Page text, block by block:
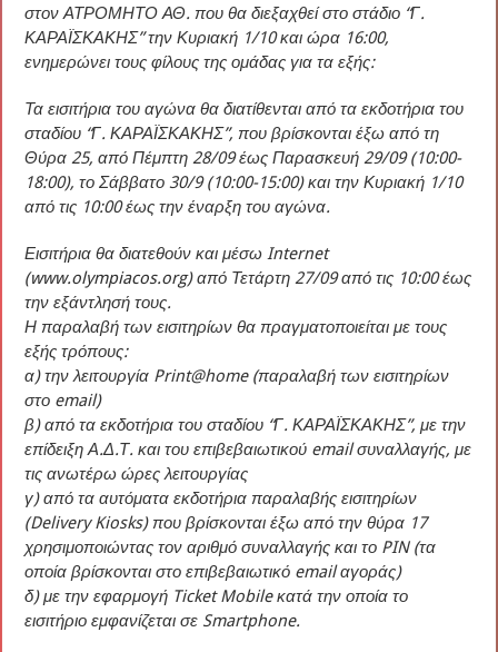
στον ΑΤΡΟΜΗΤΟ ΑΘ. που θα διεξαχθεί στο στάδιο “Γ.
ΚΑΡΑΪΣΚΑΚΗΣ” την Κυριακή 1/10 και ώρα 16:00,
ενημερώνει τους φίλους της ομάδας για τα εξής:
Τα εισιτήρια του αγώνα θα διατίθενται από τα εκδοτήρια του
σταδίου “Γ. ΚΑΡΑΪΣΚΑΚΗΣ”, που βρίσκονται έξω από τη
Θύρα 25, από Πέμπτη 28/09 έως Παρασκευή 29/09 (10:00-
18:00), το Σάββατο 30/9 (10:00-15:00) και την Κυριακή 1/10
από τις 10:00 έως την έναρξη του αγώνα.
Εισιτήρια θα διατεθούν και μέσω Internet
(www.olympiacos.org) από Τετάρτη 27/09 από τις 10:00 έως
την εξάντλησή τους.
Η παραλαβή των εισιτηρίων θα πραγματοποιείται με τους
εξής τρόπους:
α) την λειτουργία Print@home (παραλαβή των εισιτηρίων
στο email)
β) από τα εκδοτήρια του σταδίου “Γ. ΚΑΡΑΪΣΚΑΚΗΣ”, με την
επίδειξη Α.Δ.Τ. και του επιβεβαιωτικού email συναλλαγής, με
τις ανωτέρω ώρες λειτουργίας
γ) από τα αυτόματα εκδοτήρια παραλαβής εισιτηρίων
(Delivery Kiosks) που βρίσκονται έξω από την θύρα 17
χρησιμοποιώντας τον αριθμό συναλλαγής και το PIN (τα
οποία βρίσκονται στο επιβεβαιωτικό email αγοράς)
δ) με την εφαρμογή Ticket Mobile κατά την οποία το
εισιτήριο εμφανίζεται σε Smartphone.